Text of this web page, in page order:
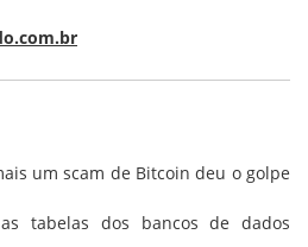
um scam de Bitcoin deu o golpe
tabelas dos bancos de dados